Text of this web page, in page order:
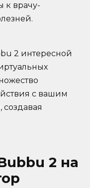
к врачу-
2 интересной
с вашим
2 на